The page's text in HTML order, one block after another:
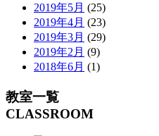
2019年5月 (25)
2019年4月 (23)
2019年3月 (29)
2019年2月 (9)
2018年6月 (1)
教室一覧
CLASSROOM